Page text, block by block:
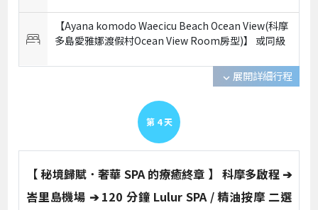
【Ayana komodo Waecicu Beach Ocean View(科摩
多島愛雅娜渡假村Ocean View Room房型)】 或同級
expand_more 展開詳細行程
第 4 天
【 秘境歸賦．奢華 SPA 的療癒終章 】 科摩多啟程 ➔
峇里島機場 ➔ 120 分鐘 Lulur SPA / 精油按摩 二選